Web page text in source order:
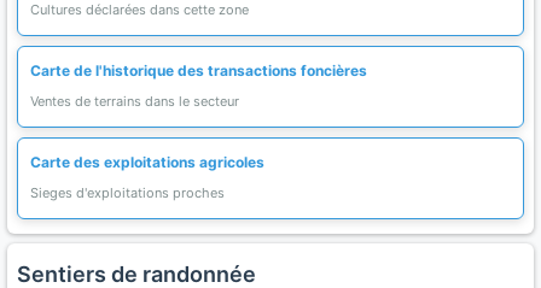
Cultures déclarées dans cette zone
Carte de l'historique des transactions foncières
Ventes de terrains dans le secteur
Carte des exploitations agricoles
Sieges d'exploitations proches
Sentiers de randonnée